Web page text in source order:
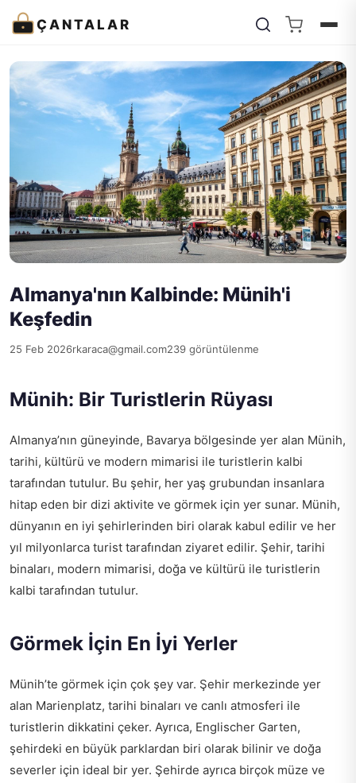
ÇANTALAR
Almanya'nın Kalbinde: Münih'i
Keşfedin
25 Feb 2026rkaraca@gmail.com239 görüntülenme
Münih: Bir Turistlerin Rüyası
Almanya’nın güneyinde, Bavarya bölgesinde yer alan Münih,
tarihi, kültürü ve modern mimarisi ile turistlerin kalbi
tarafından tutulur. Bu şehir, her yaş grubundan insanlara
hitap eden bir dizi aktivite ve görmek için yer sunar. Münih,
dünyanın en iyi şehirlerinden biri olarak kabul edilir ve her
yıl milyonlarca turist tarafından ziyaret edilir. Şehir, tarihi
binaları, modern mimarisi, doğa ve kültürü ile turistlerin
kalbi tarafından tutulur.
Görmek İçin En İyi Yerler
Münih’te görmek için çok şey var. Şehir merkezinde yer
alan Marienplatz, tarihi binaları ve canlı atmosferi ile
turistlerin dikkatini çeker. Ayrıca, Englischer Garten,
şehirdeki en büyük parklardan biri olarak bilinir ve doğa
severler için ideal bir yer. Şehirde ayrıca birçok müze ve